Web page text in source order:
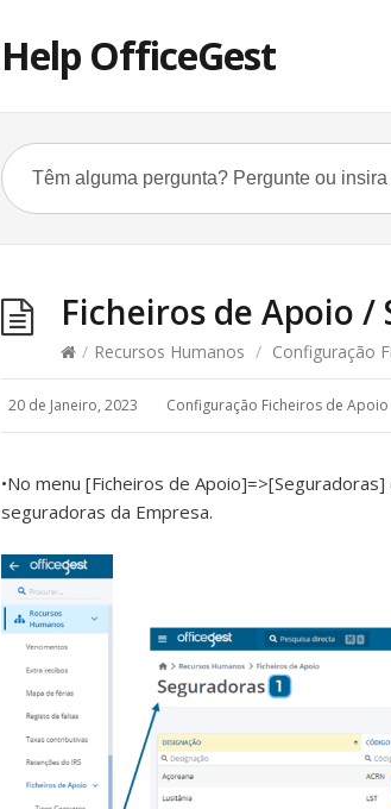
Help OfficeGest
Ficheiros de Apoio /
/ Recursos Humanos / Configuração
20 de Janeiro, 2023 Configuração Ficheiros de Apoio
•No menu [Ficheiros de
seguradoras da Empresa.